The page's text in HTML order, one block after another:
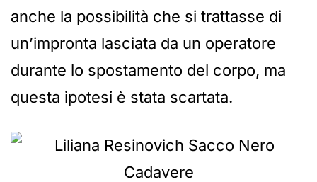
anche la possibilità che si trattasse di
un’impronta lasciata da un operatore
durante lo spostamento del corpo, ma
questa ipotesi è stata scartata.